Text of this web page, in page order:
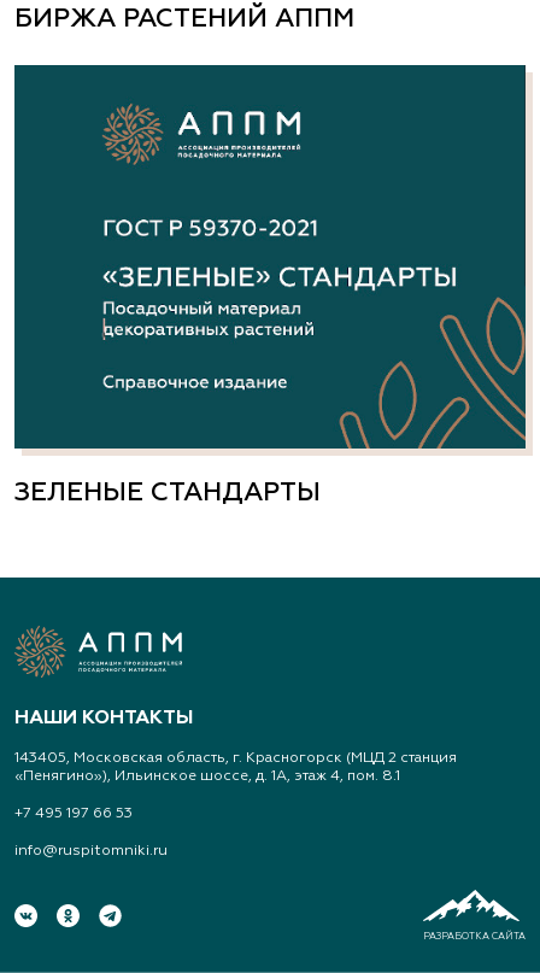
БИРЖА РАСТЕНИЙ АППМ
ЗЕЛЕНЫЕ СТАНДАРТЫ
НАШИ КОНТАКТЫ
143405, Московская область, г. Красногорск (МЦД 2 станция
«Пенягино»), Ильинское шоссе, д. 1А, этаж 4, пом. 8.1
+7 495 197 66 53
info@ruspitomniki.ru
РАЗРАБОТКА САЙТА